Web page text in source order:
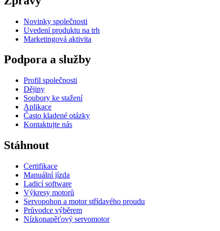
Novinky společnosti
Uvedení produktu na trh
Marketingová aktivita
Podpora a služby
Profil společnosti
Dějiny
Soubory ke stažení
Aplikace
Často kladené otázky
Kontaktujte nás
Stáhnout
Certifikace
Manuální jízda
Ladicí software
Výkresy motorů
Servopohon a motor střídavého proudu
Průvodce výběrem
Nízkonapěťový servomotor